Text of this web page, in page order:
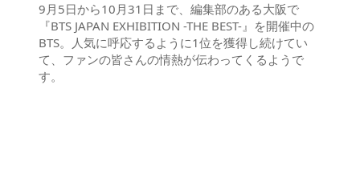
9月5日から10月31日まで、編集部のある大阪で
『BTS JAPAN EXHIBITION -THE BEST-』を開催中の
BTS。人気に呼応するように1位を獲得し続けてい
て、ファンの皆さんの情熱が伝わってくるようで
す。